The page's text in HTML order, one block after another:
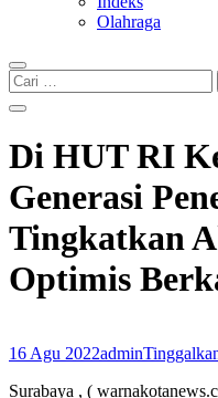
Olahraga
Cari
untuk:
Di HUT RI
Generasi
Tingkatkan
Optimis
16 Agu 2022admin
Surabaya , (